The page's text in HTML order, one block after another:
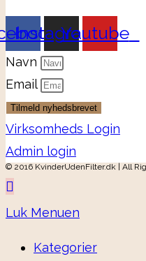
Instagram
Youtube
Navn
Email
Tilmeld nyhedsbrevet
Virksomheds Login
Admin login
© 2016 KvinderUdenFilter.dk | All
Luk Menuen
Kategorier